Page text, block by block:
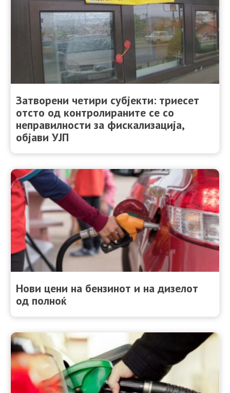
Затворени четири субјекти: триесет
отсто од контролираните се со
неправилности за фискализација,
објави УЈП
Нови цени на бензинот и на дизелот
од полноќ